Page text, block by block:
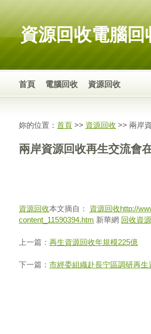
資源回收電腦回
首頁 電腦回收 資源回收
妳的位置： 首頁 >> 資源回收 >> 兩岸
兩岸資源回收再生交流會
資源回收本文摘自： 資源回收http://
content_11590394.htm 新華網 回收資源
上一篇： 再生資源回收年規模225億
下一篇： 市經委組織赴長宁區調研再